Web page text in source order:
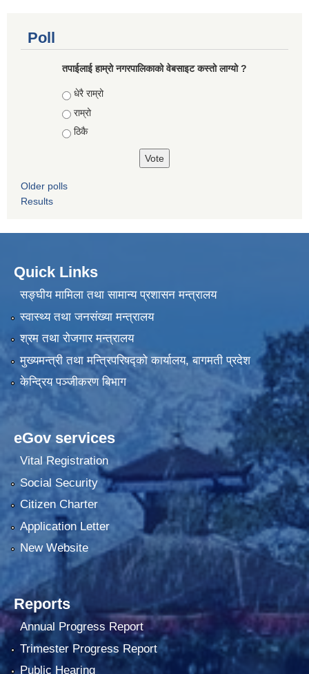
Poll
तपाईलाई हाम्रो नगरपालिकाको वेबसाइट कस्तो लाग्यो ?
Choices
धेरै राम्रो
राम्रो
ठिकै
Older polls
Results
Quick Links
सङ्घीय मामिला तथा सामान्य प्रशासन मन्त्रालय
स्वास्थ्य तथा जनसंख्या मन्त्रालय
श्रम तथा रोजगार मन्त्रालय
मुख्यमन्त्री तथा मन्त्रिपरिषद्को कार्यालय, बागमती प्रदेश
केन्द्रिय पञ्जीकरण बिभाग
eGov services
Vital Registration
Social Security
Citizen Charter
Application Letter
New Website
Reports
Annual Progress Report
Trimester Progress Report
Public Hearing